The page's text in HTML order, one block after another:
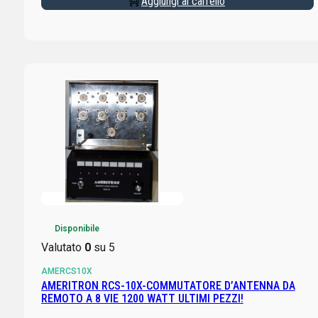
Disponibile
Valutato 0su 5
AMERCS10X
AMERITRON RCS-10X-COMMUTATORE D’ANTENNA DA
REMOTO A 8 VIE 1200 WATT ULTIMI PEZZI!